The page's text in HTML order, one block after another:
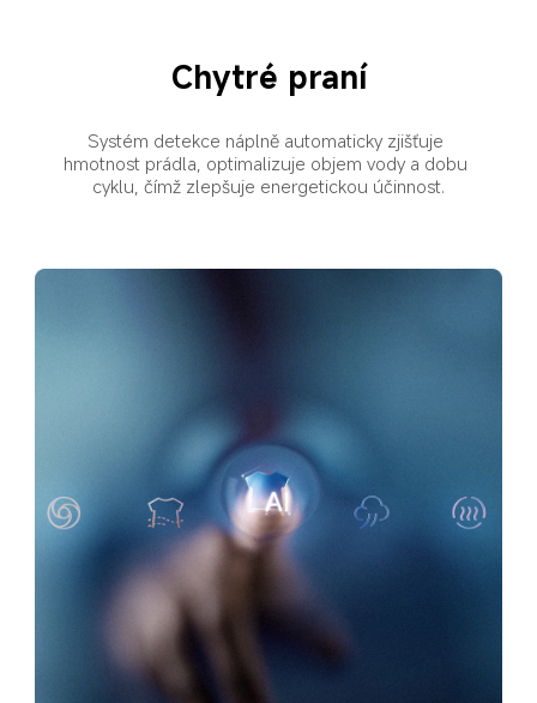
Chytré praní
Systém detekce náplně automaticky zjišťuje
hmotnost prádla, optimalizuje objem vody a dobu
cyklu, čímž zlepšuje energetickou účinnost.